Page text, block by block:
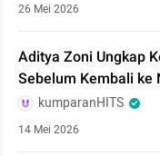
26 Mei 2026
Aditya Zoni Ungkap
Sebelum Kembali ke
kumparanHITS
14 Mei 2026